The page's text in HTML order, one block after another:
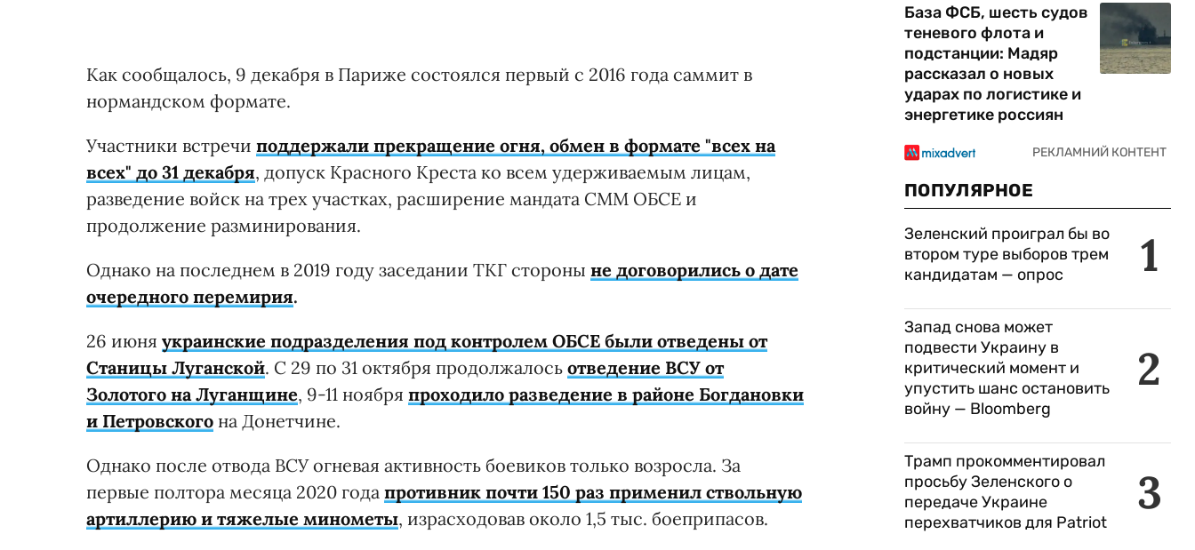
Как сообщалось, 9 декабря в Париже состоялся первый с 2016 года саммит в
нормандском формате.
Участники встречи поддержали прекращение огня, обмен в формате "всех на
всех" до 31 декабря, допуск Красного Креста ко всем удерживаемым лицам,
разведение войск на трех участках, расширение мандата СММ ОБСЕ и
продолжение разминирования.
Однако на последнем в 2019 году заседании ТКГ стороны не договорились о дате
очередного перемирия.
26 июня украинские подразделения под контролем ОБСЕ были отведены от
Станицы Луганской. С 29 по 31 октября продолжалось отведение ВСУ от
Золотого на Луганщине, 9-11 ноября проходило разведение в районе Богдановки
и Петровского на Донетчине.
Однако после отвода ВСУ огневая активность боевиков только возросла. За
первые полтора месяца 2020 года противник почти 150 раз применил ствольную
артиллерию и тяжелые минометы, израсходовав около 1,5 тыс. боеприпасов.
База ФСБ, шесть судов
теневого флота и
подстанции: Мадяр
рассказал о новых
ударах по логистике и
энергетике россиян
ПОПУЛЯРНОЕ
1
Зеленский проиграл бы во
втором туре выборов трем
кандидатам — опрос
2
Запад снова может
подвести Украину в
критический момент и
упустить шанс остановить
войну — Bloomberg
3
Трамп прокомментировал
просьбу Зеленского о
передаче Украине
перехватчиков для Patriot